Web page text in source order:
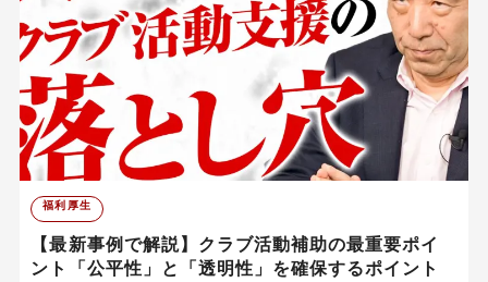
福利厚生
【最新事例で解説】クラブ活動補助の最重要ポイ
ント「公平性」と「透明性」を確保するポイント